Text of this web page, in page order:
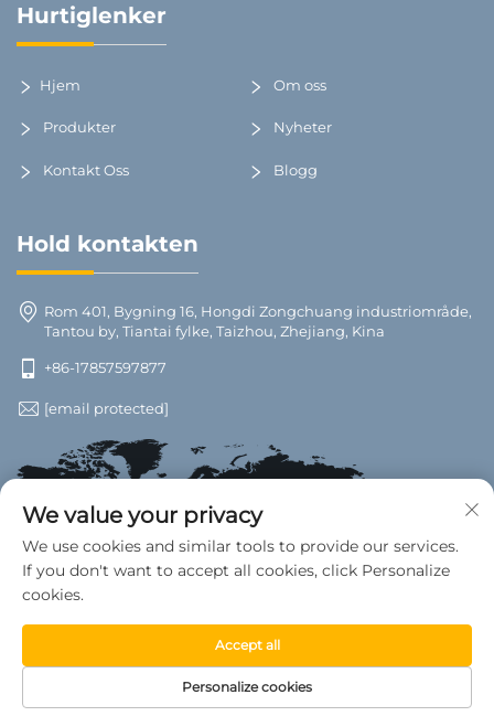
Hurtiglenker
Hjem Om oss
Produkter Nyheter
Kontakt Oss Blogg
Hold kontakten
Rom 401, Bygning 16, Hongdi Zongchuang industriområde,
Tantou by, Tiantai fylke, Taizhou, Zhejiang, Kina
+86-17857597877
[email protected]
Opphavsrett © 2025 Tiantai County Wanwan Biltilbehør fabrikk.
Alle rettigheter reservert. —Personvernerklæring
We value your privacy
We use cookies and similar tools to provide our services.
If you don't want to accept all cookies, click Personalize
cookies.
Personalize cookies
Accept all